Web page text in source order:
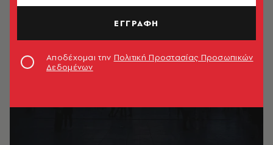
ΕΓΓΡΑΦΗ
Αποδέχομαι την Πολιτική Προστασίας Προσωπικών
Δεδομένων